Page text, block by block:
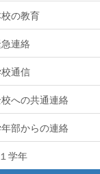
の教育
連絡
通信
への共通連絡
部からの連絡
１学年